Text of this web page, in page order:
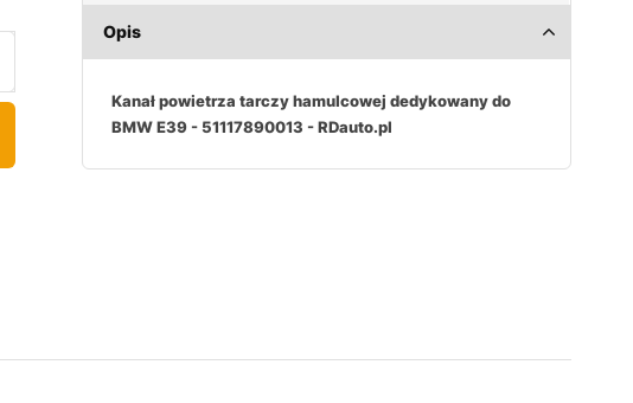
Opis
Kanał powietrza tarczy hamulcowej dedykowany do
BMW E39 - 51117890013 - RDauto.pl